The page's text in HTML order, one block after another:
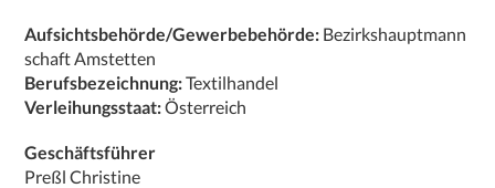
Aufsichtsbehörde/Gewerbebehörde: Bezirkshauptmann
schaft Amstetten
Berufsbezeichnung:Textilhandel
Verleihungsstaat:Österreich
Geschäftsführer
Preßl Christine